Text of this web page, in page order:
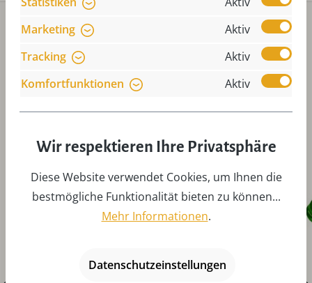
Marketing
Aktiv
Tracking
Aktiv
Komfortfunktionen
Aktiv
Wir respektieren Ihre Privatsphäre
Diese Website verwendet Cookies, um Ihnen die
bestmögliche Funktionalität bieten zu können...
Mehr Informationen.
Datenschutzeinstellungen